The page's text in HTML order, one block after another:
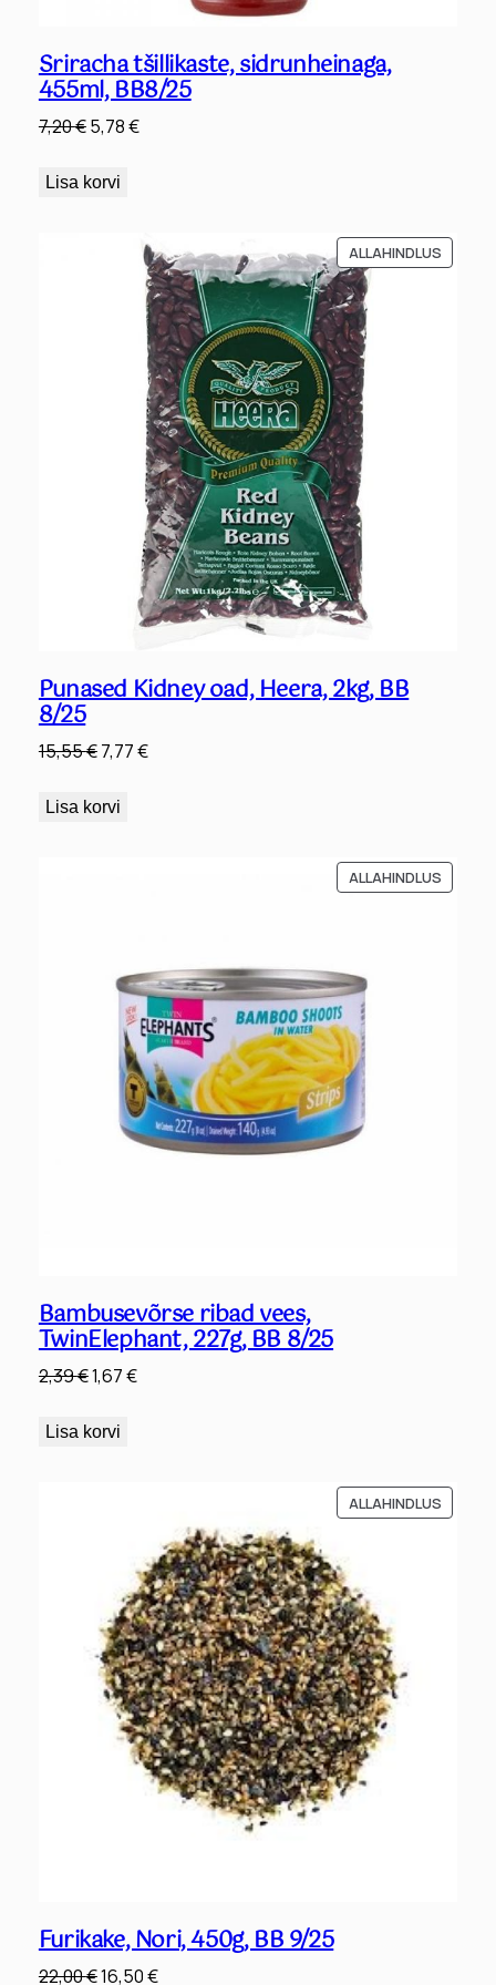
Sriracha tšillikaste, sidrunheinaga,
455ml, BB8/25
7,20€Algne
oli:
5,78€Praegune
Lisa korvi
ALLAHINDLUS
TOODE
Punased Kidney oad, Heera, 2kg, BB
8/25
15,55€Algne
oli:
7,77€Praegune
Lisa korvi
ALLAHINDLUS
TOODE
Bambusevõrse ribad vees,
TwinElephant, 227g, BB 8/25
2,39€Algne
oli:
1,67€Praegune
Lisa korvi
ALLAHINDLUS
TOODE
Furikake, Nori, 450g, BB 9/25
22,00€Algne
16,50€Praegune